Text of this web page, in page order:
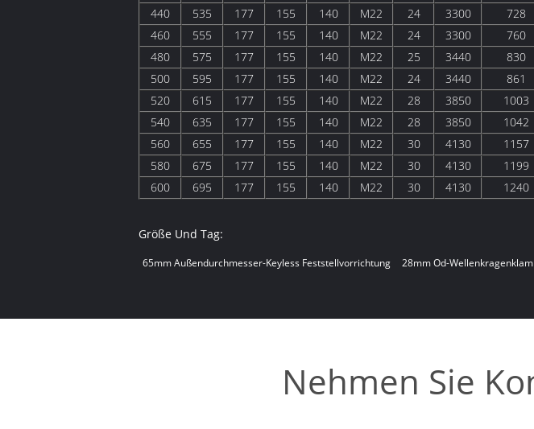
440
535 177 155 140 M22 24 3300 728
460
555 177 155 140 M22 24 3300 760
480
575 177 155 140 M22 25 3440 830
500
595 177 155 140 M22 24 3440 861
520
615 177 155 140 M22 28 3850 1003
540
635 177 155 140 M22 28 3850 1042
560
655 177 155 140 M22 30 4130 1157
580
675 177 155 140 M22 30 4130 1199
600
695 177 155 140 M22 30 4130 1240
Größe Und Tag:
65mm Außendurchmesser-Keyless Feststellvorrichtung 28mm Od-
Nehmen Sie